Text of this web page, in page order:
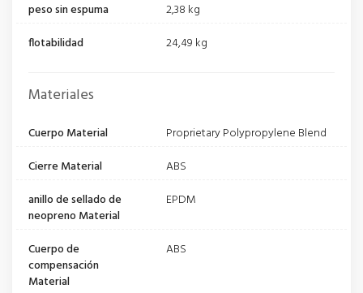
peso sin espuma
2,38 kg
flotabilidad
24,49 kg
Materiales
Cuerpo Material
Proprietary Polypropylene Blend
Cierre Material
ABS
anillo de sellado de
neopreno Material
EPDM
Cuerpo de
compensación
Material
ABS